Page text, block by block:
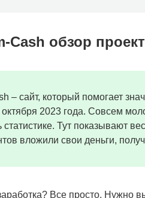
Cash обзор
– сайт, который помогает
2023 года. Совсем
статистике. Тут показывают
вложили свои деньги,
Все просто. Нужно